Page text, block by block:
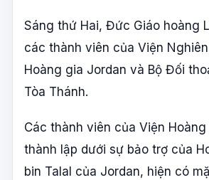
Sáng thứ Hai, Đức Giáo hoàng
các thành viên của Viện
Hoàng gia Jordan và Bộ Đối
Tòa Thánh.
Các thành viên của Viện
thành lập dưới sự bảo trợ của
bin Talal của Jordan, hiện có